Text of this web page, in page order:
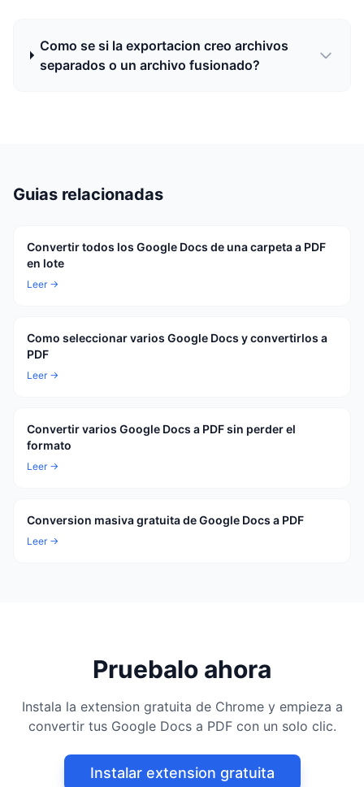
Como se si la exportacion creo archivos
separados o un archivo fusionado?
Guias relacionadas
Convertir todos los Google Docs de una carpeta a PDF
en lote
Leer →
Como seleccionar varios Google Docs y convertirlos a
PDF
Leer →
Convertir varios Google Docs a PDF sin perder el
formato
Leer →
Conversion masiva gratuita de Google Docs a PDF
Leer →
Pruebalo ahora
Instala la extension gratuita de Chrome y empieza a
convertir tus Google Docs a PDF con un solo clic.
Instalar extension gratuita